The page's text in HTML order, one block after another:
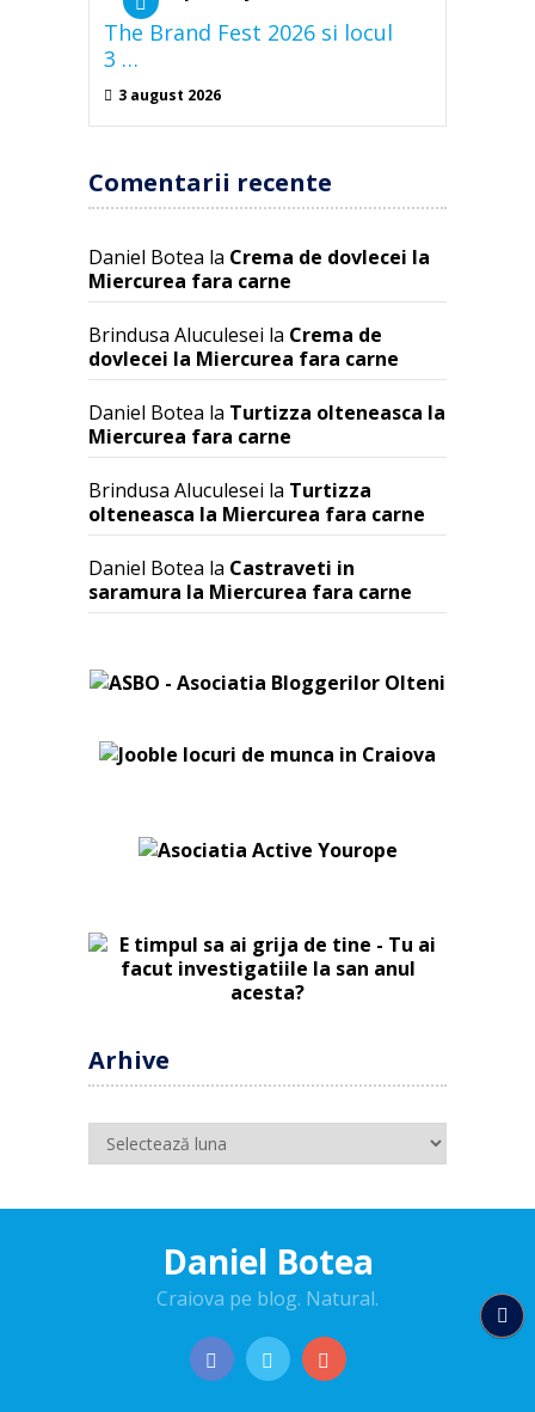
The Brand Fest 2026 si locul
3 …
3 august 2026
Comentarii recente
Daniel Botea la Crema de dovlecei la
Miercurea fara carne
Brindusa Aluculesei la Crema de
dovlecei la Miercurea fara carne
Daniel Botea la Turtizza olteneasca la
Miercurea fara carne
Brindusa Aluculesei la Turtizza
olteneasca la Miercurea fara carne
Daniel Botea la Castraveti in
saramura la Miercurea fara carne
Arhive
Arhive
Daniel Botea
Craiova pe blog. Natural.